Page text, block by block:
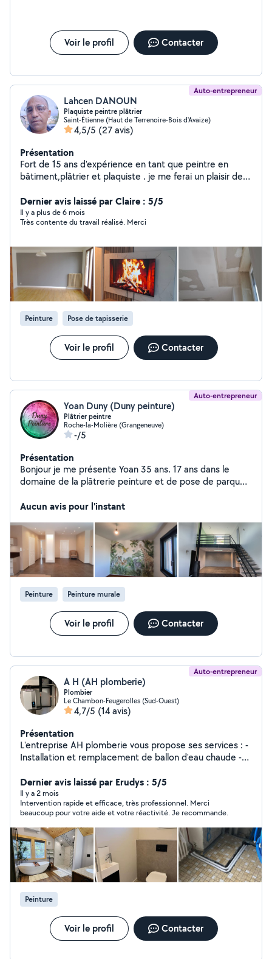
marbre,parquet,carrelage)
Voir le profil Contacter
Auto-entrepreneur
Lahcen DANOUN
Plaquiste peintre plâtrier
Saint-Étienne (Haut de Terrenoire-Bois d'Avaize)
4,5/5 (27 avis)
Présentation
Fort de 15 ans d'expérience en tant que peintre en
bâtiment,plâtrier et plaquiste . je me ferai un plaisir de
accompagner dans vos futurs travaux en neuf comme
en rénovation. Ensemble, nous définirons le projet qui
vous ressemble. Professionnel et à l'écoute, j'apporte un
la finition. Pour tout devis et conseils n'hésitez pas à me
contacter.
Dernier avis laissé par Claire : 5/5
Il y a plus de 6 mois
Très contente du travail réalisé. Merci
Peinture Pose de tapisserie
Voir le profil Contacter
Auto-entrepreneur
Yoan Duny (Duny peinture)
Plâtrier peintre
Roche-la-Molière (Grangeneuve)
-/5
Présentation
Bonjour je me présente Yoan 35 ans. 17 ans dans le
domaine de la plâtrerie peinture et de pose de parquet
projets que vous soyez particulier ou professionnel.
Aucun avis pour l'instant
Peinture Peinture murale
Voir le profil Contacter
Auto-entrepreneur
A H (AH plomberie)
Plombier
Le Chambon-Feugerolles (Sud-Ouest)
4,7/5 (14 avis)
Présentation
L'entreprise AH plomberie vous propose ses services : -
Installation et remplacement de ballon d'eau chaude -
sol) -Dépannage express -Rupture ou réparation de
canalisation -Remplacement et installation de
robinetterie -Débouchage des canalisations : évier,
douche, baignoire, lavabo -Création ou rénovation
complète de salle de bain -Création ou rénovation
complète de cuisine -Pose et remplacement de
radiateurs -Pose et remplacement d'évier et de meuble
sous vasque -Pose de baignoire et de douche -Pose de
meuble de salle de bain -Remplacement de baignoire -
Installation de parois de douche -Installation de
climatiseurs (split, multi-split, gainable) -Réparation et
installation de tuyaux, éviers, robinets, Sanitaires.
Dernier avis laissé par Erudys : 5/5
Il y a 2 mois
Intervention rapide et efficace, très professionnel. Merci
beaucoup pour votre aide et votre réactivité. Je recommande.
Peinture
Voir le profil Contacter